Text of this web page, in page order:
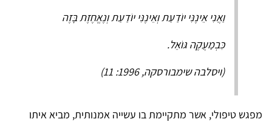
וַאֲנִי אֵינֶנִּי יוֹדַעַת וְאֵינֶנִּי יוֹדַעַת וְנֶאֱחֶזֶת בָּזֶה
כִּבְמַעֲקֶה גּוֹאֵל.
(ויסלבה שימבורסקה, 1996: 11)
מפגש טיפולי, אשר מתקיימת בו עשייה אמנותית, מביא איתו